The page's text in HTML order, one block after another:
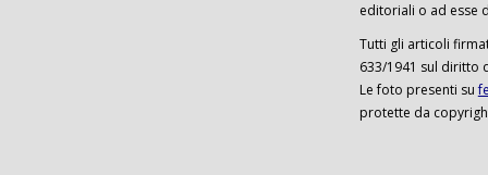
editoriali o ad esse
Tutti gli articoli
633/1941 sul diritto
Le foto presenti su
protette da